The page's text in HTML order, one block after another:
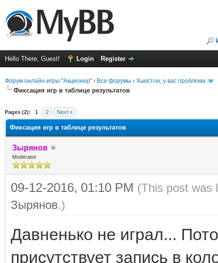
Hello There, Guest! Login Register
Форум онлайн-игры "Акционер" › Все форумы › Хьюстон, у вас проблема
Фиксация игр в таблице результатов
Pages (2): 1 2 Next »
Фиксация игр в таблице результатов
Зырянов
Moderator
09-12-2016, 01:10 PM (This post was
Зырянов.)
Давненько не играл...
присутствует запись в